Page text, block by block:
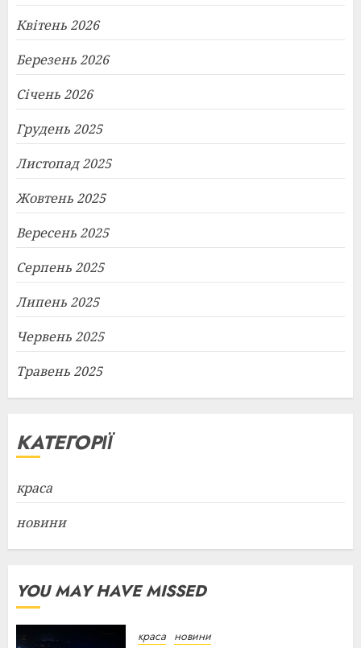
Квітень 2026
Березень 2026
Січень 2026
Грудень 2025
Листопад 2025
Жовтень 2025
Вересень 2025
Серпень 2025
Липень 2025
Червень 2025
Травень 2025
КАТЕГОРІЇ
краса
новини
YOU MAY HAVE MISSED
краса новини